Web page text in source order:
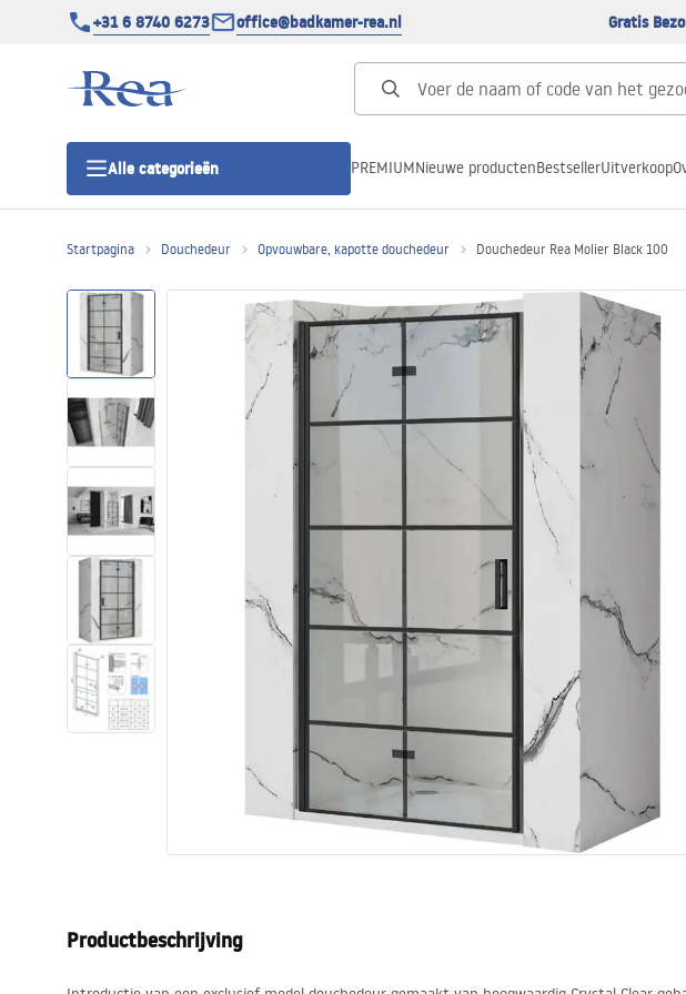
+31 6 8740 6273 office@badkamer-rea.nl Gratis
Alle categorieën
Douchedeur
Douchebakken
Lineaire Douchegoten
Toiletten
Baden en badwanden
Kranen
PREMIUMNieuwe productenBestsellerUitverkoop
Startpagina Douchedeur Opvouwbare, kapotte douchedeur Douchedeur Rea Molier Black 100
Productbeschrijving